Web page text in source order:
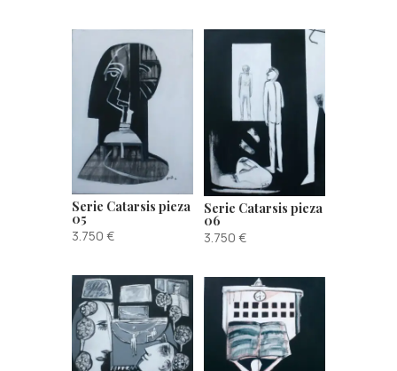
Serie Catarsis pieza
05
3.750 €
Serie Catarsis pieza
06
3.750 €